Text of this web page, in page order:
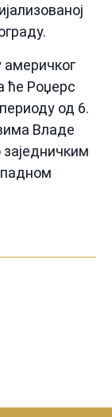
америчког
ће Роџерс
од 6.
Владе
заједничким